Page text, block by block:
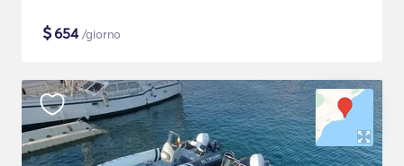
$654/giorno